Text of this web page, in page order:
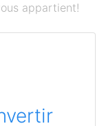
appartient!